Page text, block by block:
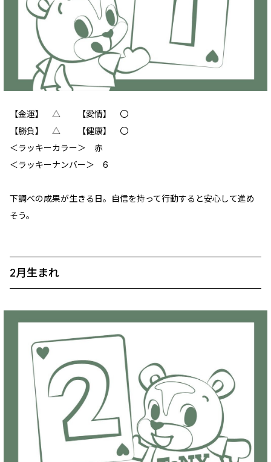
【金運】 △ 【愛情】 〇
【勝負】 △ 【健康】 〇
＜ラッキーカラー＞ 赤
＜ラッキーナンバー＞ 6
下調べの成果が生きる日。自信を持って行動すると安心して進め
そう。
2月生まれ